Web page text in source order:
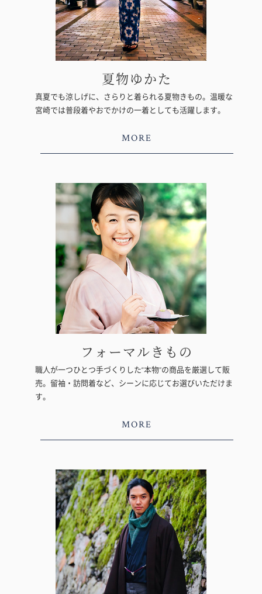
夏物ゆかた
真夏でも涼しげに、さらりと着られる夏物きもの。温暖な
宮崎では普段着やおでかけの一着としても活躍します。
MORE
フォーマルきもの
職人が一つひとつ手づくりした“本物”の商品を厳選して販
売。留袖・訪問着など、シーンに応じてお選びいただけま
す。
MORE